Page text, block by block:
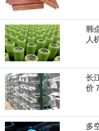
所做的工作“非常满
他与赫格塞思就弹药
言”，他对赫格塞思
纽约期银突破64美元
据报道，威刚近日
韩
人
长
价
多